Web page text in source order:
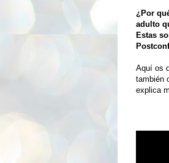
¿Por
adulto
Estas
Aquí os
también
explica